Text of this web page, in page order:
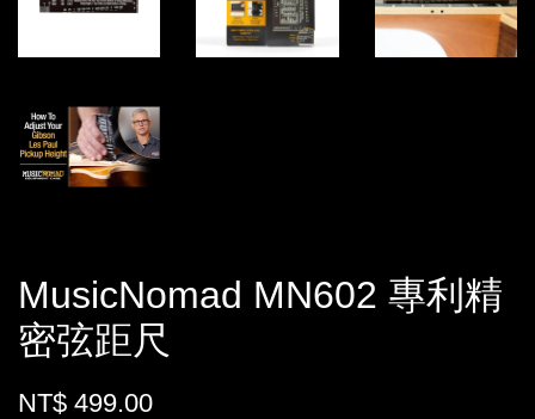
MusicNomad MN602 專利精
密弦距尺
NT$ 499.00